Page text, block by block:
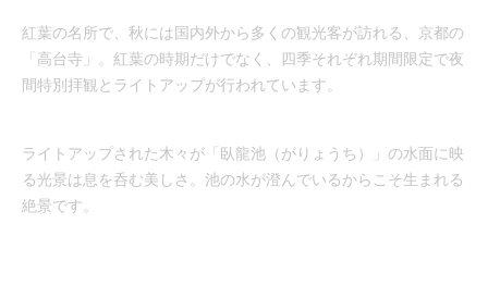
紅葉の名所で、秋には国内外から多くの観光客が訪れる、京都の
「高台寺」。紅葉の時期だけでなく、四季それぞれ期間限定で夜
間特別拝観とライトアップが行われています。
ライトアップされた木々が「臥龍池（がりょうち）」の水面に映
る光景は息を呑む美しさ。池の水が澄んでいるからこそ生まれる
絶景です。